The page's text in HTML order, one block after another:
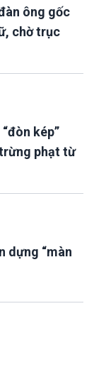
ông gốc
chờ trục
kép”
phạt từ
dựng “màn